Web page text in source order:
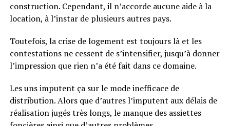
construction. Cependant, il n’accorde aucune aide à la
location, à l’instar de plusieurs autres pays.
Toutefois, la crise de logement est toujours là et les
contestations ne cessent de s’intensifier, jusqu’à donner
l’impression que rien n’a été fait dans ce domaine.
Les uns imputent ça sur le mode inefficace de
distribution. Alors que d’autres l’imputent aux délais de
réalisation jugés très longs, le manque des assiettes